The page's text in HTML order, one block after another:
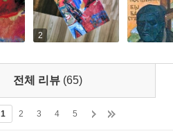
2
전체 리뷰 (65)
1 2 3 4 5